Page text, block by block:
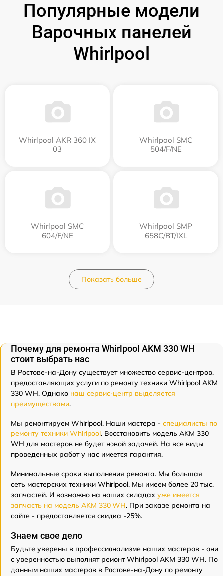
Популярные модели
Варочных панелей
Whirlpool
Whirlpool AKR 360 IX
03
Whirlpool SMC
504/F/NE
Whirlpool SMC
604/F/NE
Whirlpool SMP
658C/BT/IXL
Показать больше
Почему для ремонта Whirlpool AKM 330 WH
стоит выбрать нас
В Ростове-на-Дону существует множество сервис-центров,
предоставляющих услуги по ремонту техники Whirlpool AKM
330 WH. Однако наш сервис-центр выделяется
преимуществами.
Мы ремонтируем Whirlpool. Наши мастера - специалисты по
ремонту техники Whirlpool. Восстановить модель AKM 330
WH для мастеров не будет новой задачей. На все виды
проведенных работ у нас имеется гарантия.
Минимальные сроки выполнения ремонта. Мы большая
сеть мастерских техники Whirlpool. Мы имеем более 20 тыс.
запчастей. И возможно на наших складах уже имеется
запчасть на модель AKM 330 WH. При заказе ремонта на
сайте - предоставляется скидка -25%.
Знаем свое дело
Будьте уверены в профессионализме наших мастеров - они
с уверенностью выполнят ремонт Whirlpool AKM 330 WH. По
данным наших мастеров в Ростове-на-Дону по ремонту